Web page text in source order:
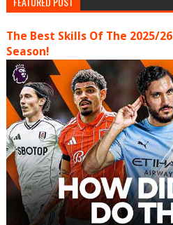
The Best Skills Of The 2025/
Season!